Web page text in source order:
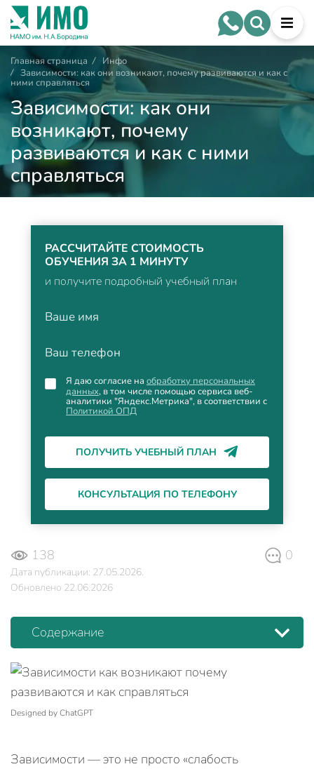
Главная страница /
Инфо
/ Зависимости: как они возникают, почему развиваются и как с
ними справляться
Зависимости: как они
возникают, почему
развиваются и как с ними
справляться
138 0
Дата публикации: 27.05.2026.
Обновлено 22.06.2026
Содержание
Designed by ChatGPT
Зависимости — это не просто «слабость
РАССЧИТАЙТЕ СТОИМОСТЬ
ОБУЧЕНИЯ ЗА 1 МИНУТУ
и получите подробный учебный план
Ваше имя
Ваш телефон
Я даю согласие на обработку персональных
данных, в том числе помощью сервиса веб-
аналитики "Яндекс.Метрика", в соответствии с
Политикой ОПД
ПОЛУЧИТЬ УЧЕБНЫЙ ПЛАН
КОНСУЛЬТАЦИЯ ПО ТЕЛЕФОНУ